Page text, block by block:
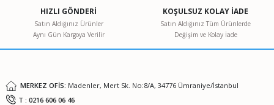
Ürün bilgilerinde hatalar bulunuyor.
Ürün fiyatı diğer sitelerden daha pahalı.
HIZLI GÖNDERİ
Satın Aldığınız Ürünler
Aynı Gün Kargoya Verilir
KOŞULSUZ KOLAY İADE
Satın Aldığınız Tüm Ürünlerde
Değişim ve Kolay İade
MERKEZ OFİS: Madenler, Mert Sk. No:8/A, 34776 Ümraniye/İstanbul
T : 0216 606 06 46